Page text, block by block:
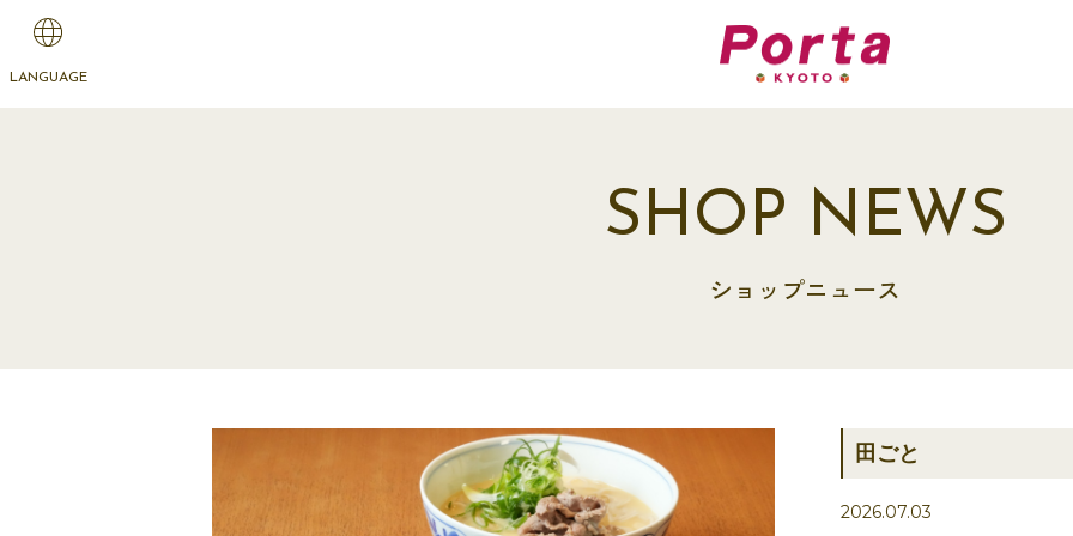
LANGUAGE
SHOP NEWS
ショップニュース
田ごと
2026.07.03